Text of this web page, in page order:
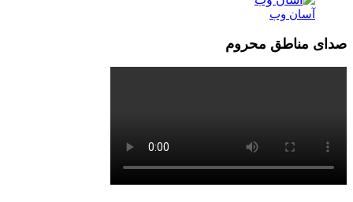
آسان وب
صدای مناطق محروم